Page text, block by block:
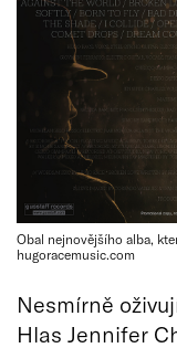
Obal nejnovějšího alba,
hugoracemusic.com
Nesmírně
Hlas Jennifer